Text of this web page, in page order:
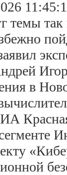
темы так
в